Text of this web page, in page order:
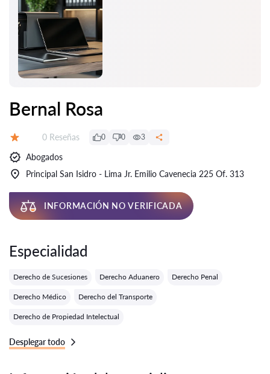
Bernal Rosa
Número de reseñas:
0 Reseñas 0 0 3
Abogados
Principal San Isidro - Lima Jr. Emilio Cavenecia 225 Of. 313
INFORMACIÓN NO VERIFICADA
Especialidad
Derecho de Sucesiones Derecho Aduanero Derecho Penal
Derecho Médico Derecho del Transporte
Derecho de Propiedad Intelectual
Desplegar todo